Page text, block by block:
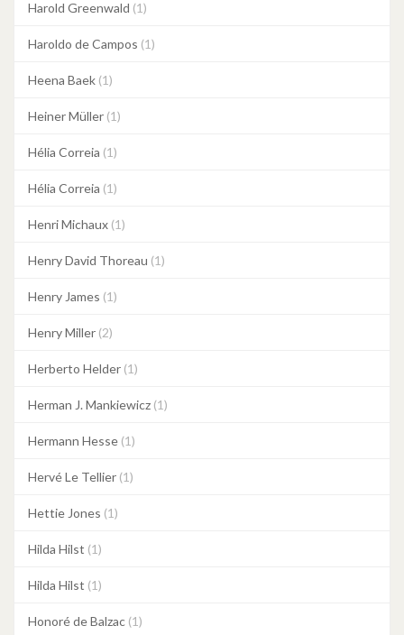
Harold Greenwald (1)
Haroldo de Campos (1)
Heena Baek (1)
Heiner Müller (1)
Hélia Correia (1)
Hélia Correia (1)
Henri Michaux (1)
Henry David Thoreau (1)
Henry James (1)
Henry Miller (2)
Herberto Helder (1)
Herman J. Mankiewicz (1)
Hermann Hesse (1)
Hervé Le Tellier (1)
Hettie Jones (1)
Hilda Hilst (1)
Hilda Hilst (1)
Honoré de Balzac (1)